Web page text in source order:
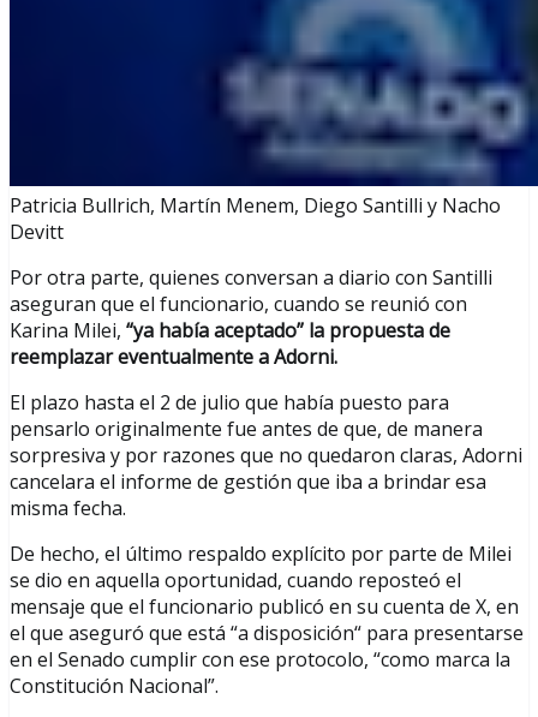
Patricia Bullrich, Martín Menem, Diego Santilli y Nacho
Devitt
Por otra parte, quienes conversan a diario con Santilli
aseguran que el funcionario, cuando se reunió con
Karina Milei, “ya había aceptado” la propuesta de
reemplazar eventualmente a Adorni.
El plazo hasta el 2 de julio que había puesto para
pensarlo originalmente fue antes de que, de manera
sorpresiva y por razones que no quedaron claras, Adorni
cancelara el informe de gestión que iba a brindar esa
misma fecha.
De hecho, el último respaldo explícito por parte de Milei
se dio en aquella oportunidad, cuando reposteó el
mensaje que el funcionario publicó en su cuenta de X, en
el que aseguró que está “a disposición“ para presentarse
en el Senado cumplir con ese protocolo, “como marca la
Constitución Nacional”.